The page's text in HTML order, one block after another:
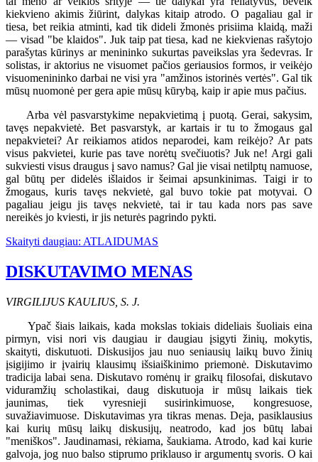
kiekvieno akimis žiūrint, dalykas kitaip atrodo. O pagaliau gal ir
tiesa, bet reikia atminti, kad tik dideli žmonės prisiima klaidą, maži
— visad "be klaidos". Juk taip pat tiesa, kad ne kiekvienas rašytojo
parašytas kūrinys ar menininko sukurtas paveikslas yra šedevras. Ir
solistas, ir aktorius ne visuomet pačios geriausios formos, ir veikėjo
visuomenininko darbai ne visi yra "amžinos istorinės vertės". Gal tik
mūsų nuomonė per gera apie mūsų kūrybą, kaip ir apie mus pačius.
Arba vėl pasvarstykime nepakvietimą į puotą. Gerai, sakysim,
tavęs nepakvietė. Bet pasvarstyk, ar kartais ir tu to žmogaus gal
nepakvietei? Ar reikiamos atidos neparodei, kam reikėjo? Ar pats
visus pakvietei, kurie pas tave norėtų svečiuotis? Juk ne! Argi gali
sukviesti visus draugus į savo namus? Gal jie visai netilptų namuose,
gal būtų per didelės išlaidos ir šeimai apsunkinimas. Taigi ir to
žmogaus, kuris tavęs nekvietė, gal buvo tokie pat motyvai. O
pagaliau jeigu jis tavęs nekvietė, tai ir tau kada nors pas save
nereikės jo kviesti, ir jis neturės pagrindo pykti.
Skaityti daugiau: ATLAIDUMAS
DISKUTAVIMO MENAS
VIRGILIJUS KAULIUS, S. J.
Ypač šiais laikais, kada mokslas tokiais dideliais šuoliais eina
pirmyn, visi nori vis daugiau ir daugiau įsigyti žinių, mokytis,
skaityti, diskutuoti. Diskusijos jau nuo seniausių laikų buvo žinių
įsigijimo ir įvairių klausimų išsiaiškinimo priemonė. Diskutavimo
tradicija labai sena. Diskutavo romėnų ir graikų filosofai, diskutavo
viduramžių scholastikai, daug diskutuoja ir mūsų laikais tiek
jaunimas, tiek vyresnieji susirinkimuose, kongresuose,
suvažiavimuose. Diskutavimas yra tikras menas. Deja, pasiklausius
kai kurių mūsų laikų diskusijų, neatrodo, kad jos būtų labai
"meniškos". Jaudinamasi, rėkiama, šaukiama. Atrodo, kad kai kurie
galvoja, jog nuo balso stiprumo priklauso ir argumentų svoris. O kai